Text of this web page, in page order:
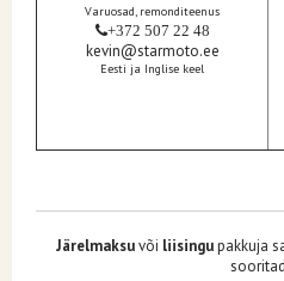
Varuosad, remonditeenus
+372 507 22 48
kevin@starmoto.ee
Eesti ja Inglise keel
Järelmaksuvõi liisingupakkuja